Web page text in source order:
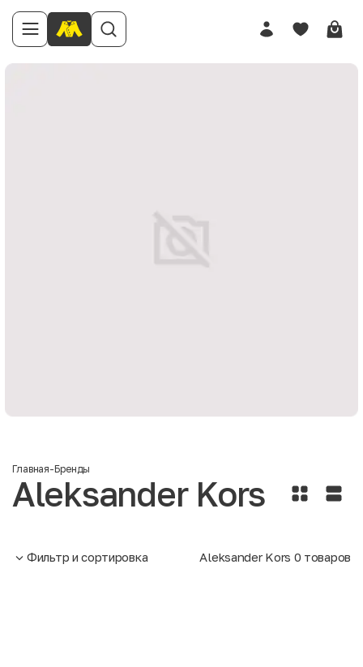
Главная-Бренды
Aleksander Kors
Фильтр и сортировка Aleksander Kors 0 товаров